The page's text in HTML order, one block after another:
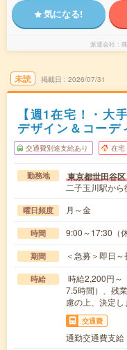
気になる!
派遣会社
未読 掲載日 2026/07/31
【週1在宅！・大
デザイン＆コーデ
交通費別途支給あり 在宅
勤務地 東京都世田谷区
二子玉川駅か
曜日頻度 月～金
時間 9:00～17:30（
期間 ＜急募＞即日
時給
時給2,200円～
7.5時間）、残
慮の上、決定し
交通費
通勤交通費支給